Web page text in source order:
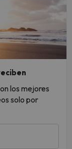
los mejores
solo por